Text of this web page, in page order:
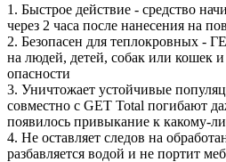
1. Быстрое действие - средство
через 2 часа после нанесения на
2. Безопасен для теплокровных -
на людей, детей, собак или кошек и
опасности
3. Уничтожает устойчивые
совместно с GET Total погибают
появилось привыкание к какому-
4. Не оставляет следов на
разбавляется водой и не портит